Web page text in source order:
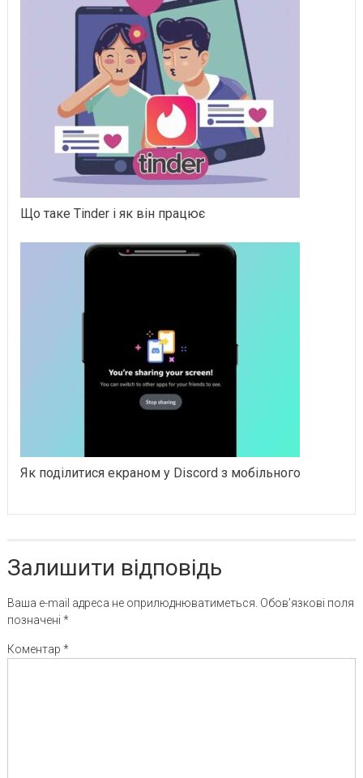
Що таке Tinder і як він працює
Як поділитися екраном у Discord з мобільного
Залишити відповідь
Ваша e-mail адреса не оприлюднюватиметься. Обов’язкові поля
позначені *
Коментар *